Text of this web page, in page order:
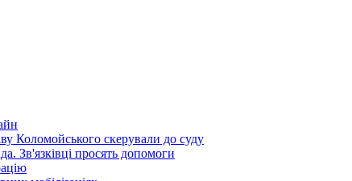
Коломойського скерували до суду
Зв'язківці просять допомоги